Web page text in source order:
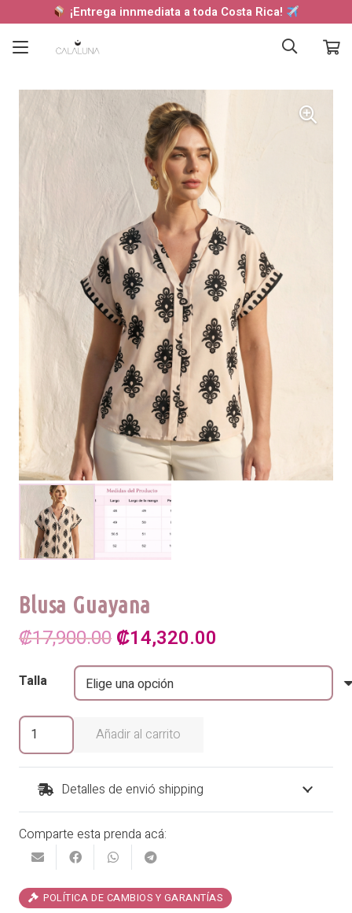
¡Entrega innmediata a toda Costa Rica!
Blusa Guayana
₡17,900.00 El
precio
original
era:
₡14,320.00
precio
actual
Talla
Blusa
Guayana
cantidad
Añadir al carrito
Detalles de envió shipping
Comparte esta prenda acá:
POLÍTICA DE CAMBIOS Y GARANTÍAS